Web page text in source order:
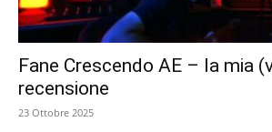
Fane Crescendo AE – la mia
recensione
23 Ottobre 2025